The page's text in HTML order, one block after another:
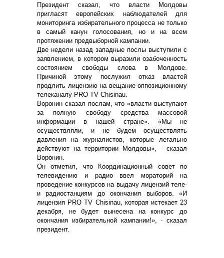
Президент сказал, что власти Молдовы
пригласят европейских наблюдателей для
мониторинга избирательного процесса не только
в самый канун голосования, но и на всем
протяжении предвыборной кампании.
Две недели назад западные послы выступили с
заявлением, в котором выразили озабоченность
состоянием свободы слова в Молдове.
Причиной этому послужил отказ властей
продлить лицензию на вещание оппозиционному
телеканалу PRO TV Chisinau.
Воронин сказал послам, что «власти выступают
за полную свободу средства массовой
информации в нашей стране». «Мы не
осуществляли, и не будем осуществлять
давления на журналистов, которые легально
действуют на территории Молдовы», - сказал
Воронин.
Он отметил, что Координационный совет по
телевидению и радио ввел мораторий на
проведение конкурсов на выдачу лицензий теле-
и радиостанциям до окончания выборов. «И
лицензия PRO TV Chisinau, которая истекает 23
декабря, не будет вынесена на конкурс до
окончания избирательной кампании!», - сказал
президент.